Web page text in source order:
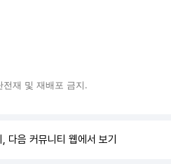
재 및 재배포 금지.
다음 커뮤니티 웹에서 보기